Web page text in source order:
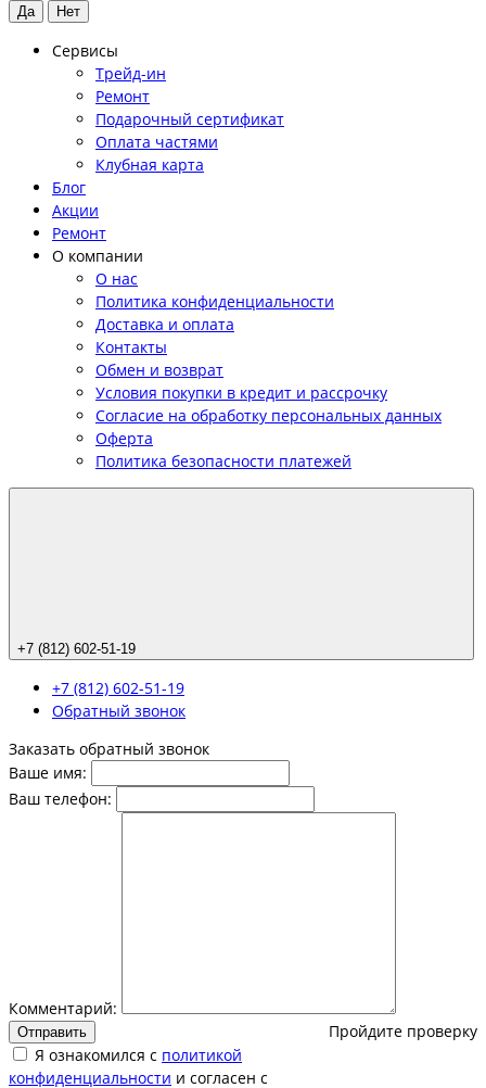
Сервисы
Трейд-ин
Ремонт
Подарочный сертификат
Оплата частями
Клубная карта
Блог
Акции
Ремонт
О компании
О нас
Политика конфиденциальности
Доставка и оплата
Контакты
Обмен и возврат
Условия покупки в кредит и рассрочку
Согласие на обработку персональных данных
Оферта
Политика безопасности платежей
+7 (812) 602-51-19
+7 (812) 602-51-19
Обратный звонок
Заказать обратный звонок
Ваше имя:
Ваш телефон:
Комментарий:
Пройдите проверку
Отправить
Я ознакомился с политикой
конфиденциальности и согласен с